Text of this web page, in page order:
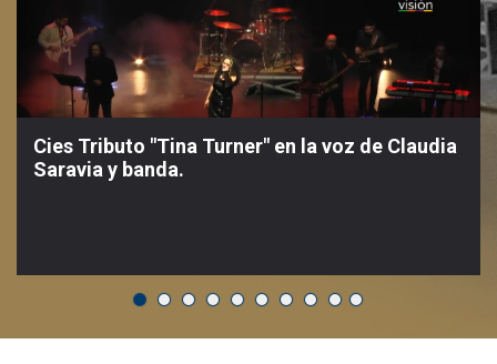
Cies Tributo "Tina Turner" en la voz de Claudia
Saravia y banda.